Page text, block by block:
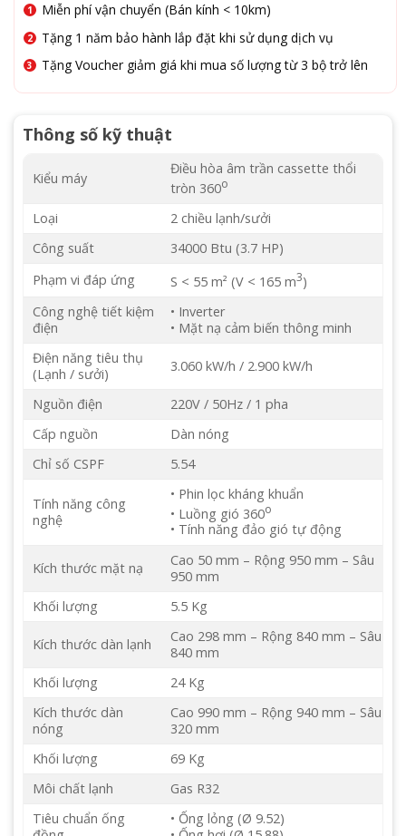
Miễn phí vận chuyển (Bán kính < 10km)
Tặng 1 năm bảo hành lắp đặt khi sử dụng dịch vụ
Tặng Voucher giảm giá khi mua số lượng từ 3 bộ trở lên
Thông số kỹ thuật
Kiểu máy
Điều hòa âm trần cassette thổi
tròn 360o
Loại
2 chiều lạnh/sưởi
Công suất
34000 Btu (3.7 HP)
Phạm vi đáp ứng
S < 55 m² (V < 165 m3)
Công nghệ tiết kiệm
điện
• Inverter
• Mặt nạ cảm biến thông minh
Điện năng tiêu thụ
(Lạnh / sưởi)
3.060 kW/h / 2.900 kW/h
Nguồn điện
220V / 50Hz / 1 pha
Cấp nguồn
Dàn nóng
Chỉ số CSPF
5.54
Tính năng công
nghệ
• Phin lọc kháng khuẩn
• Luồng gió 360o
• Tính năng đảo gió tự động
Kích thước mặt nạ
Cao 50 mm – Rộng 950 mm – Sâu
950 mm
Khối lượng
5.5 Kg
Kích thước dàn lạnh
Cao 298 mm – Rộng 840 mm – Sâu
840 mm
Khối lượng
24 Kg
Kích thước dàn
nóng
Cao 990 mm – Rộng 940 mm – Sâu
320 mm
Khối lượng
69 Kg
Môi chất lạnh
Gas R32
Tiêu chuẩn ống
• Ống lỏng (Ø 9.52)